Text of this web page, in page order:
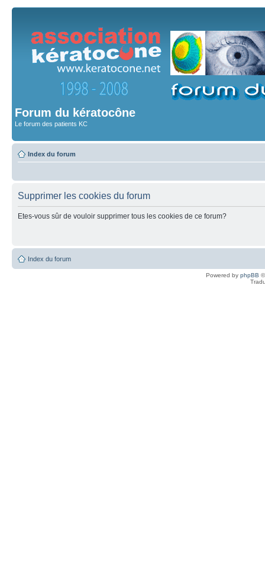
Forum du kératocône
Le forum des patients KC
Index du forum
Supprimer les cookies du forum
Etes-vous sûr de vouloir supprimer tous les cookies de ce forum?
Index du forum
Powered by phpBB